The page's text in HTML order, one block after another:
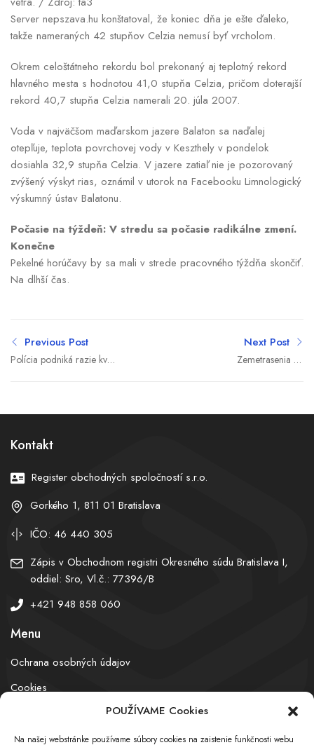
POUŽÍVAME Cookies
Na našej webstránke používame súbory cookies na zaistenie funkčnosti webu
Server nepszava.hu konštatoval, že koniec dňa je ešte ďaleko,
takže nameraných 42 stupňov Celzia nemusí byť vrcholom.
Okrem celoštátneho rekordu bol prekonaný aj teplotný rekord
hlavného mesta s hodnotou 41,0 stupňa Celzia, pričom doterajší
rekord 40,7 stupňa Celzia namerali 20. júla 2007.
Voda v najväčšom maďarskom jazere Balaton sa naďalej
otepľuje, teplota povrchovej vody v Keszthely v pondelok
dosiahla 32,9 stupňa Celzia. V jazere zatiaľ nie je pozorovaný
zvýšený výskyt rias, oznámil v utorok na Facebooku Limnologický
výskumný ústav Balatonu.
Počasie na týždeň: V stredu sa počasie radikálne zmení.
Konečne
Pekelné horúčavy by sa mali v strede pracovného týždňa skončiť.
Na dlhší čas.
Previous Post
Polícia podniká razie kvôli
Next Post
Zemetrasenia vo
Kontakt
Register obchodných spoločností s.r.o.
Gorkého 1, 811 01 Bratislava
IČO: 46 440 305
Zápis v Obchodnom registri Okresného súdu Bratislava I,
oddiel: Sro, Vl.č.: 77396/B
+421 948 858 060
Menu
Ochrana osobných údajov
Cookies